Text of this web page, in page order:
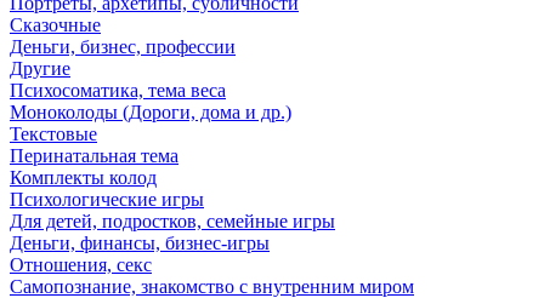
Сказочные
Деньги, бизнес, профессии
Другие
Психосоматика, тема веса
Моноколоды (Дороги, дома и др.)
Текстовые
Перинатальная тема
Комплекты колод
Психологические игры
Для детей, подростков, семейные игры
Деньги, финансы, бизнес-игры
Отношения, секс
Самопознание, знакомство с внутренним миром